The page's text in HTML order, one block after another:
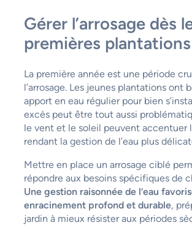
Gérer l’arrosage dès
premières plantations
La première année est une période
l’arrosage. Les jeunes plantations ont
apport en eau régulier pour bien
excès peut être tout aussi
le vent et le soleil peuvent accentuer
rendant la gestion de l’eau plus
Mettre en place un arrosage ciblé
répondre aux besoins spécifiques de
Une gestion raisonnée de l’eau
enracinement profond et durable,
jardin à mieux résister aux périodes